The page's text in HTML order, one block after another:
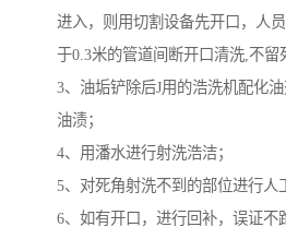
进入，则用切割设备先开口，人
于0.3米的管道间断开口清洗,不留
3、油垢铲除后J用的浩洗机配化
油渍；
4、用潘水进行射洗浩洁；
5、对死角射洗不到的部位进行人
6、如有开口，进行回补，误证不